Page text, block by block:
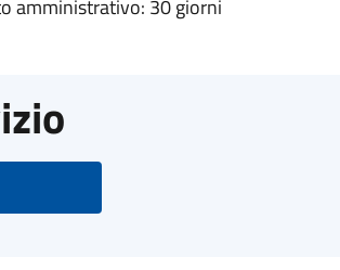
amministrativo: 30 giorni